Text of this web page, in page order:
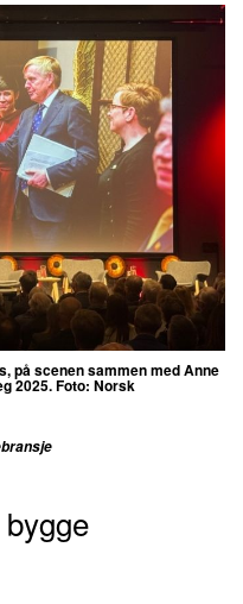
på scenen sammen med Anne
2025. Foto: Norsk